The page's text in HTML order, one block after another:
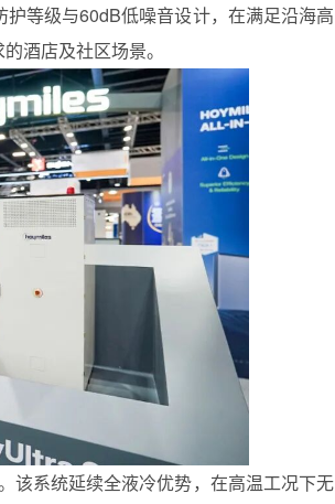
等级与60dB低噪音设计，在满足沿海高
酒店及社区场景。
该系统延续全液冷优势，在高温工况下无